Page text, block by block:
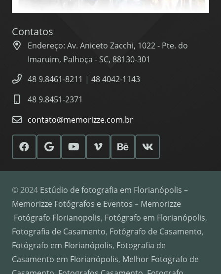
Contatos
Endereço: Av. Aniceto Zacchi, 1022 - Pte. do
Imaruim, Palhoça - SC, 88130-301
48 9.8461-8211 | 48 4042-1143
48 9.8451-2371
contato@memorizze.com.br
© 2024 Estúdio de fotografia em Florianópolis –
Memorizze Fotógrafos e Eventos – Memorizze
Fotógrafo Florianopolis, Fotógrafo em Florianópolis,
Fotografia de Casamento, Fotógrafo de Casamento,
Fotógrafo em Florianópolis, Fotografia de
Casamento em Florianópolis, Melhor Fotografo de